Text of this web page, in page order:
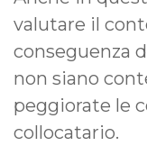
valutare il
conseguenza
non siano
peggiorate le
collocatario.